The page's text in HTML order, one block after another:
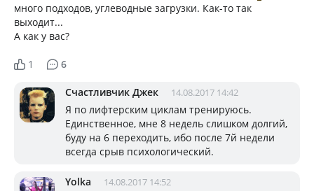
много подходов, углеводные загрузки. Как-то так
выходит...
А как у вас?
1 6
Счастливчик Джек 14.08.2017 14:42
Я по лифтерским циклам тренируюсь.
Единственное, мне 8 недель слишком долгий,
буду на 6 переходить, ибо после 7й недели
всегда срыв психологический.
Yolka 14.08.2017 14:52